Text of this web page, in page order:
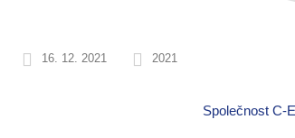
16. 12. 2021 2021
Společnost C-